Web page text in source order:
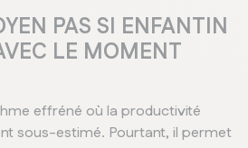
PAS SI ENFANTIN
LE MOMENT
effréné où la productivité
sous-estimé. Pourtant, il permet